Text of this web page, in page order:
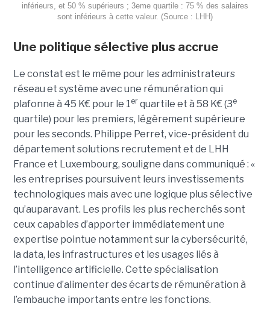
inférieurs, et 50 % supérieurs ; 3eme quartile : 75 % des salaires
sont inférieurs à cette valeur. (Source : LHH)
Une politique sélective plus accrue
Le constat est le même pour les administrateurs
réseau et système avec une rémunération qui
plafonne à 45 K€ pour le 1er quartile et à 58 K€ (3e
quartile) pour les premiers, légèrement supérieure
pour les seconds. Philippe Perret, vice-président du
département solutions recrutement et de LHH
France et Luxembourg, souligne dans communiqué : «
les entreprises poursuivent leurs investissements
technologiques mais avec une logique plus sélective
qu’auparavant. Les profils les plus recherchés sont
ceux capables d’apporter immédiatement une
expertise pointue notamment sur la cybersécurité,
la data, les infrastructures et les usages liés à
l’intelligence artificielle. Cette spécialisation
continue d’alimenter des écarts de rémunération à
l’embauche importants entre les fonctions.